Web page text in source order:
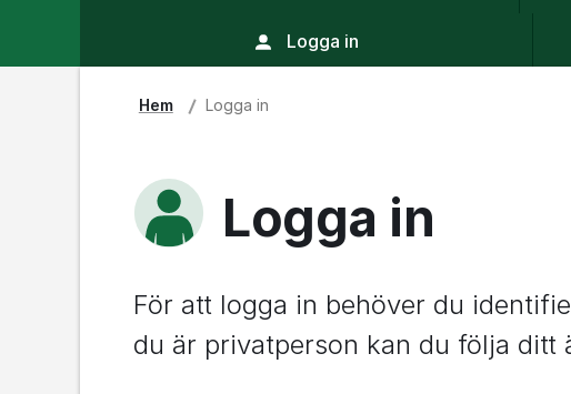
sökfält
Logga in
Hem Logga in
Logga in
För att logga in behöver du
du är privatperson kan du följa ditt